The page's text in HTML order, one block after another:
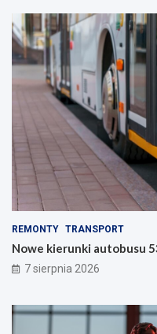
REMONTY TRANSPORT
Nowe kierunki autobusu
7 sierpnia 2026